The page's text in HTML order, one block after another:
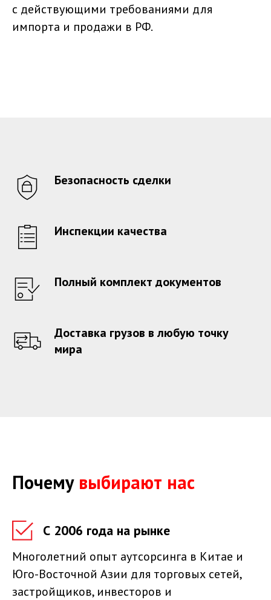
с действующими требованиями для
импорта и продажи в РФ.
Безопасность сделки
Инспекции качества
Полный комплект документов
Доставка грузов в любую точку
мира
Почему выбирают нас
С 2006 года на рынке
Многолетний опыт аутсорсинга в Китае и
Юго-Восточной Азии для торговых сетей,
застройщиков, инвесторов и